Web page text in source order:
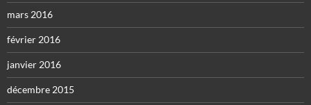
mars 2016
février 2016
janvier 2016
décembre 2015